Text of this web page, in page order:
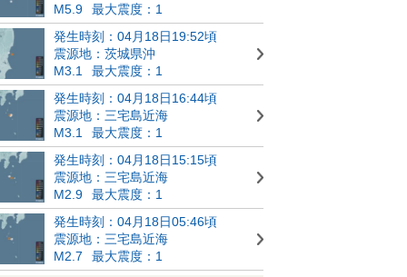
M5.9
最大震度：1
発生時刻：04月18日19:52頃
震源地：茨城県沖
M3.1
最大震度：1
発生時刻：04月18日16:44頃
震源地：三宅島近海
M3.1
最大震度：1
発生時刻：04月18日15:15頃
震源地：三宅島近海
M2.9
最大震度：1
発生時刻：04月18日05:46頃
震源地：三宅島近海
M2.7
最大震度：1